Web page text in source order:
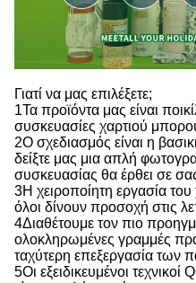
Γιατί να μας επιλέξετε;
1Τα προϊόντα μας είναι
συσκευασίες χαρτιού
2Ο σχεδιασμός είναι η
δείξτε μας μια απλή
συσκευασίας θα έρθει σε
3Η χειροποίητη εργασία του
όλοι δίνουν προσοχή στις
4Διαθέτουμε τον πιο
ολοκληρωμένες γραμμές
ταχύτερη επεξεργασία των
5Οι εξειδικευμένοι